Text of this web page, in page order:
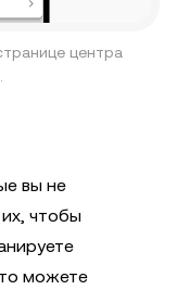
центра
вы не
чтобы
можете